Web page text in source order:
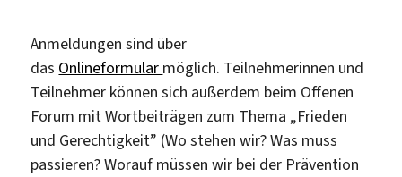
Anmeldungen sind über
das Onlineformular möglich. Teilnehmerinnen und
Teilnehmer können sich außerdem beim Offenen
Forum mit Wortbeiträgen zum Thema „Frieden
und Gerechtigkeit” (Wo stehen wir? Was muss
passieren? Worauf müssen wir bei der Prävention